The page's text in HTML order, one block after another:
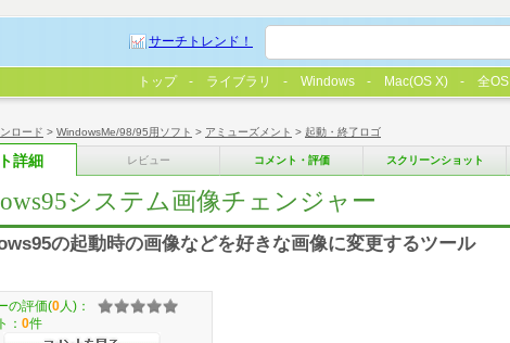
ロード > WindowsMe/98/95用ソフト > アミューズメント > 起動・終了ロゴ
詳細 レビュー コメント・評価 スクリーンショット
システム画像チェンジャー
の起動時の画像などを好きな画像に変更するツール
の評価(0 人)：
： 0件
サーチトレンド！
トップ ライブラリ Windows Mac(OS X) 全OS